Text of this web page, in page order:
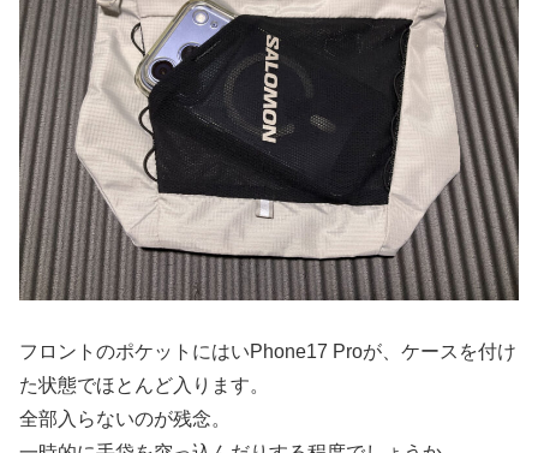
フロントのポケットにはいPhone17 Proが、ケースを付け
た状態でほとんど入ります。
全部入らないのが残念。